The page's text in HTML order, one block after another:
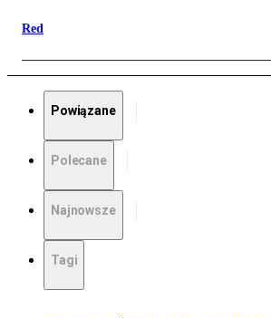
Red
Powiązane
Polecane
Najnowsze
Tagi